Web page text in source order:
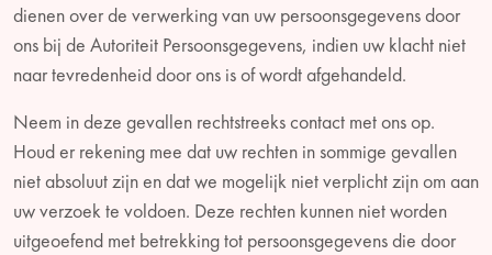
dienen over de verwerking van uw persoonsgegevens door
ons bij de Autoriteit Persoonsgegevens, indien uw klacht niet
naar tevredenheid door ons is of wordt afgehandeld.
Neem in deze gevallen rechtstreeks contact met ons op.
Houd er rekening mee dat uw rechten in sommige gevallen
niet absoluut zijn en dat we mogelijk niet verplicht zijn om aan
uw verzoek te voldoen. Deze rechten kunnen niet worden
uitgeoefend met betrekking tot persoonsgegevens die door